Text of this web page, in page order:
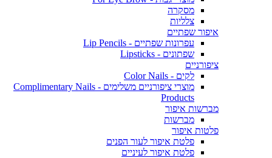
מסקרה
צלליות
איפור שפתיים
עפרונות שפתיים - Lip Pencils
שפתונים - Lipsticks
ציפורניים
לקים - Color Nails
מוצרי ציפורניים משלימים - Complimentary Nails
Products
מברשות איפור
מברשות
פלטות איפור
פלטת איפור לעור הפנים
פלטת איפור לעיניים